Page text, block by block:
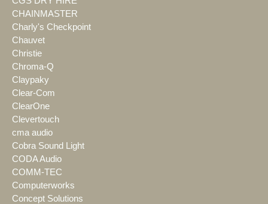
CHAINMASTER
Charly's Checkpoint
Chauvet
Christie
Chroma-Q
Claypaky
Clear-Com
ClearOne
Clevertouch
cma audio
Cobra Sound Light
CODA Audio
COMM-TEC
Computerworks
Concept Solutions